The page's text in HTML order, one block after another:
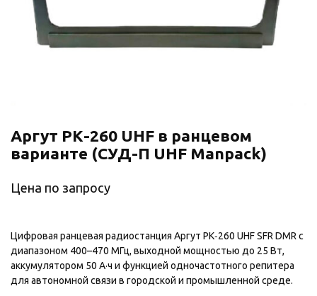
Аргут РК-260 UHF в ранцевом
варианте (СУД-П UHF Manpack)
Цена по запросу
Цифровая ранцевая радиостанция Аргут РК‑260 UHF SFR DMR с
диапазоном 400–470 МГц, выходной мощностью до 25 Вт,
аккумулятором 50 А·ч и функцией одночастотного репитера
для автономной связи в городской и промышленной среде.